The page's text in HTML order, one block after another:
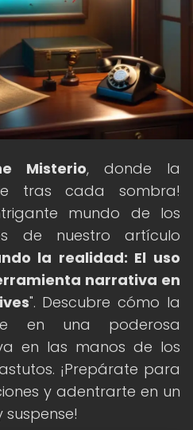
Misterio, donde la
tras cada sombra!
mundo de los
de nuestro artículo
la realidad: El uso
narrativa en
". Descubre cómo la
en una poderosa
en las manos de los
¡Prepárate para
y adentrarte en un
suspense!